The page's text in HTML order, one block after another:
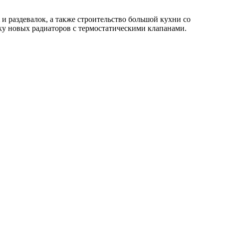
раздевалок, а также строительство большой кухни со
новых радиаторов с термостатическими клапанами.